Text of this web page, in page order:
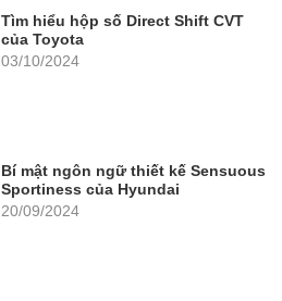
Tìm hiểu hộp số Direct Shift CVT
của Toyota
03/10/2024
Bí mật ngôn ngữ thiết kế Sensuous
Sportiness của Hyundai
20/09/2024